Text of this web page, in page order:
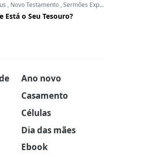
, Novo Testamento ,Sermões Expositivos
Está o Seu Tesouro?
Ano novo
Casamento
Células
Dia das mães
Ebook